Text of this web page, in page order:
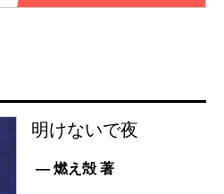
明けないで夜
— 燃え殻 著